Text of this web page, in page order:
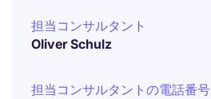
担当コンサルタント
Oliver Schulz
担当コンサルタントの電話番号